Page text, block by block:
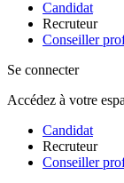
Candidat
Recruteur
Conseiller
Se connecter
Accédez à votre
Candidat
Recruteur
Conseiller